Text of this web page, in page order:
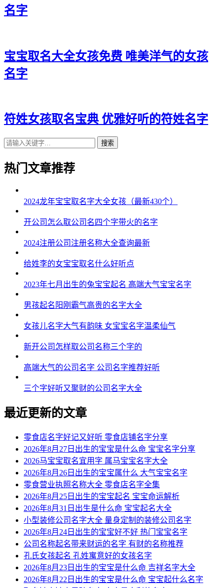
名字
宝宝取名大全女孩免费 唯美洋气的女孩
名字
符姓女孩取名宝典 优雅好听的符姓名字
搜索
热门文章推荐
2024龙年宝宝取名字大全女孩（最新430个）
开公司怎么取公司名四个字带火的名字
2024注册公司注册名称大全查询最新
给姓李的女宝宝取名什么好听点
2023年七月出生的兔宝宝起名 高端大气宝宝名字
男孩起名阳刚霸气高贵的名字大全
女孩儿名字大气有韵味 女宝宝名字温柔仙气
新开公司怎样取公司名称三个字的
高端大气的公司名字 公司名字推荐好听
三个字好听又聚财的公司名字大全
最近更新的文章
零食店名字好记又好听 零食店铺名字分享
2026年8月27日出生的宝宝是什么命 宝宝名字分享
2026马宝宝取名宜用字 属马宝宝名字大全
2026年8月26日出生的宝宝属什么 大气宝宝名字
零食营业执照名称大全 零食店名字全集
2026年8月25日出生的宝宝起名 宝宝命运解析
2026年8月31日出生是什么命 宝宝起名大全
小型装修公司名字大全 量身定制的装修公司名字
2026年8月24日出生的宝宝好不好 热门宝宝名字
公司名称起名带来财运的名字 有财的名称推荐
孔氏女孩起名 孔姓寓意好的女孩名字
2026年8月23日出生的宝宝是什么命 吉祥名字大全
2026年8月22日出生的宝宝是什么命 宝宝起什么名字